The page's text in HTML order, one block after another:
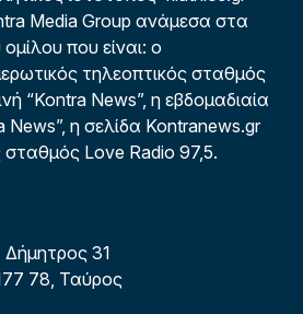
Media Group ανάμεσα στα
που είναι: ο
τηλεοπτικός σταθμός
“Kontra News”, η εβδομαδιαία
News”, η σελίδα Kontranews.gr
σταθμός Love Radio 97,5.
Δήμητρος 31
78, Ταύρος